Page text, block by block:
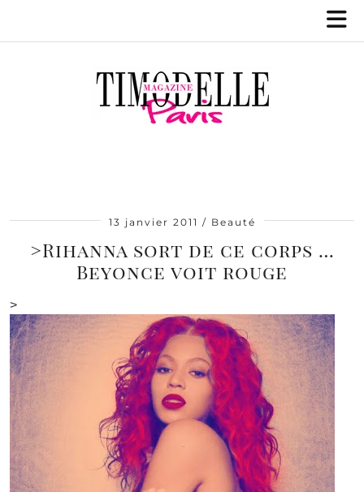
13 janvier 2011 Beauté
>Rihanna sort de ce corps …
Beyonce voit rouge
>